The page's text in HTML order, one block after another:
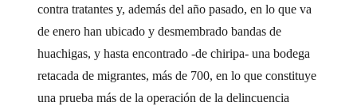
contra tratantes y, además del año pasado, en lo que va
de enero han ubicado y desmembrado bandas de
huachigas, y hasta encontrado -de chiripa- una bodega
retacada de migrantes, más de 700, en lo que constituye
una prueba más de la operación de la delincuencia